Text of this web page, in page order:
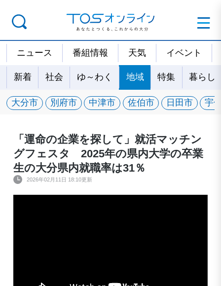
ニュース 番組情報 天気 イベント
新着 社会 ゆ～わく 地域 特集 暮らし
大分市 別府市 中津市 佐伯市 日田市 宇
「運命の企業を探して」就活マッチン
グフェスタ 2025年の県内大学の卒業
生の大分県内就職率は31％
2026年02月11日 18:10更新